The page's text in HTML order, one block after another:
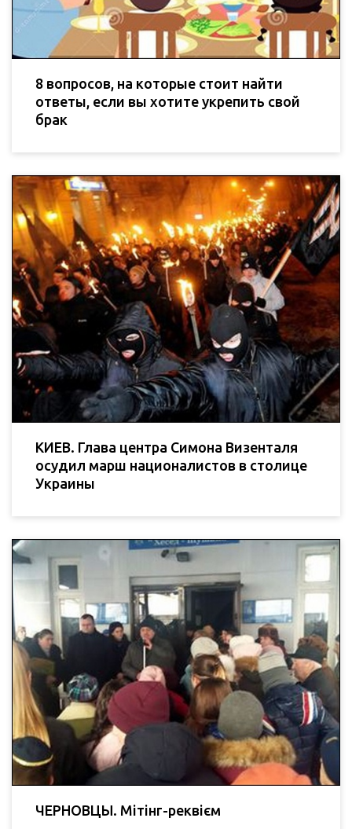
8 вопросов, на которые стоит найти
ответы, если вы хотите укрепить свой
брак
КИЕВ. Глава центра Симона Визенталя
осудил марш националистов в столице
Украины
ЧЕРНОВЦЫ. Мітінг-реквієм